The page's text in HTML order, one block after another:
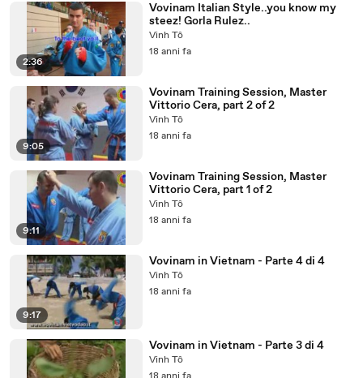
2:36
Vovinam Italian Style..you know my
steez! Gorla Rulez..
Vinh Tô
18 anni fa
9:05
Vovinam Training Session, Master
Vittorio Cera, part 2 of 2
Vinh Tô
18 anni fa
9:11
Vovinam Training Session, Master
Vittorio Cera, part 1 of 2
Vinh Tô
18 anni fa
9:17
Vovinam in Vietnam - Parte 4 di 4
Vinh Tô
18 anni fa
Vovinam in Vietnam - Parte 3 di 4
Vinh Tô